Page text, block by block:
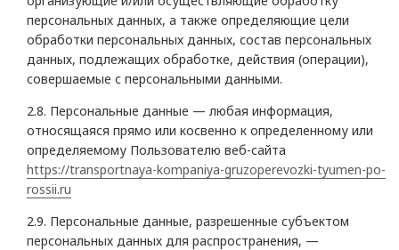
персональных данных, а также определяющие цели
обработки персональных данных, состав персональных
данных, подлежащих обработке, действия (операции),
совершаемые с персональными данными.
2.8. Персональные данные — любая информация,
относящаяся прямо или косвенно к определенному или
определяемому Пользователю веб-сайта
https://transportnaya-kompaniya-gruzoperevozki-tyumen-po-
rossii.ru
2.9. Персональные данные, разрешенные субъектом
персональных данных для распространения, —